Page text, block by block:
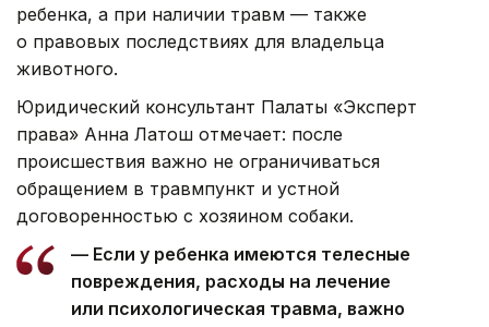
ребенка, а при наличии травм — также
о правовых последствиях для владельца
животного.
Юридический консультант Палаты «Эксперт
права» Анна Латош отмечает: после
происшествия важно не ограничиваться
обращением в травмпункт и устной
договоренностью с хозяином собаки.
— Если у ребенка имеются телесные
повреждения, расходы на лечение
или психологическая травма, важно